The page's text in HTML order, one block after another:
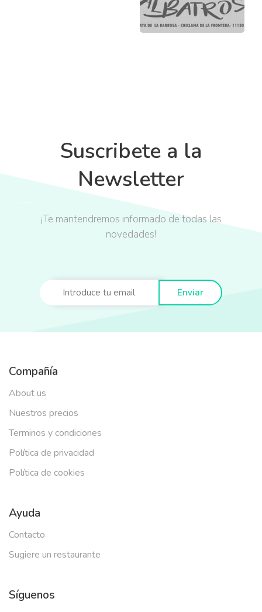
Suscribete a la
Newsletter
¡Te mantendremos informado de todas las
novedades!
Enviar
Compañía
About us
Nuestros precios
Terminos y condiciones
Política de privacidad
Política de cookies
Ayuda
Contacto
Sugiere un restaurante
Síguenos